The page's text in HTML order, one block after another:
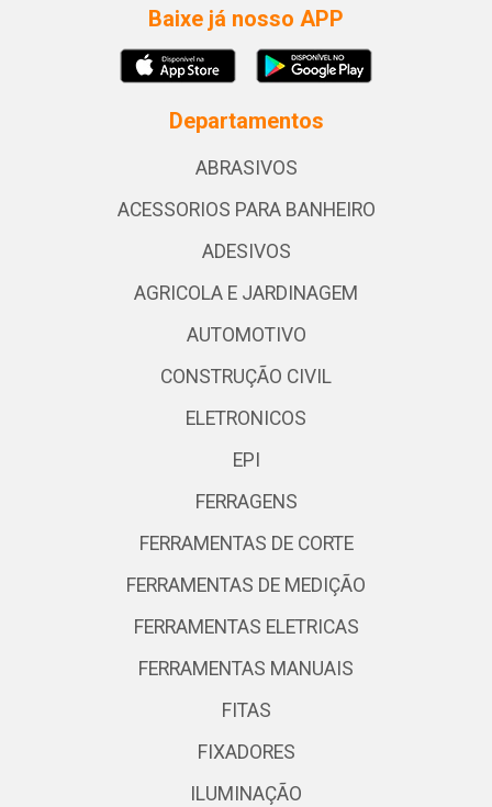
Baixe já nosso APP
Departamentos
ABRASIVOS
ACESSORIOS PARA BANHEIRO
ADESIVOS
AGRICOLA E JARDINAGEM
AUTOMOTIVO
CONSTRUÇÃO CIVIL
ELETRONICOS
EPI
FERRAGENS
FERRAMENTAS DE CORTE
FERRAMENTAS DE MEDIÇÃO
FERRAMENTAS ELETRICAS
FERRAMENTAS MANUAIS
FITAS
FIXADORES
ILUMINAÇÃO